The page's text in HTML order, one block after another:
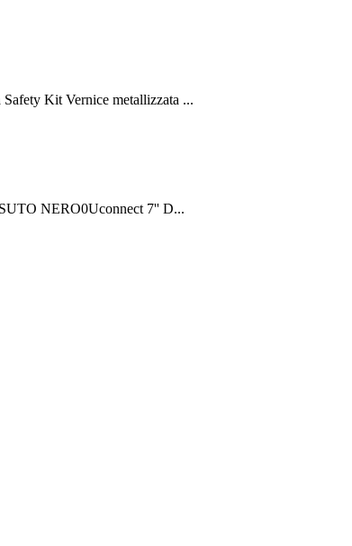
Kit Vernice metallizzata ...
NERO0Uconnect 7'' D...